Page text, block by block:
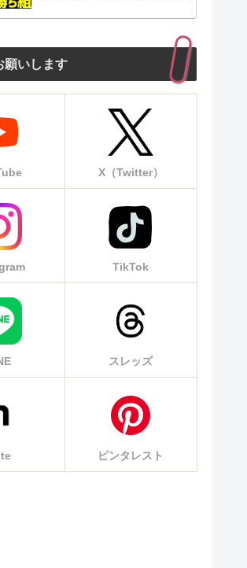
願いします
X（Twitter）
TikTok
スレッズ
ピンタレスト